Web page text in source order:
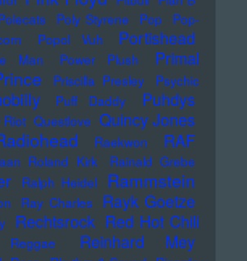
Poly Styrene Pop
Pop-
Popol Vuh Portishead
Man Power Plush
Primal
Priscilla Presley
Psychic
Puff Daddy
Puhdys
Riot Questlove Quincy Jones
Raekwon RAF
Roland Kirk Rainald Grebe
Ralph Heidel Rammstein
Ray Charles Rayk Goetze
Rechtsrock Red Hot Chili
Reggae Reinhard Mey